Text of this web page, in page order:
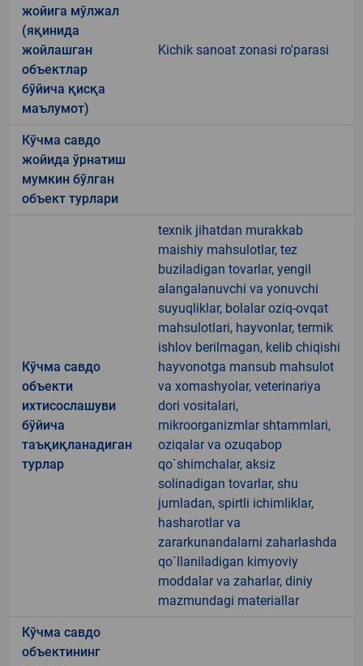
жойига мўлжал
(яқинида
жойлашган
объектлар
бўйича қисқа
маълумот)
Kichik sanoat zonasi ro'parasi
Кўчма савдо
жойида ўрнатиш
мумкин бўлган
объект турлари
Кўчма савдо
объекти
ихтисослашуви
бўйича
таъқиқланадиган
турлар
texnik jihatdan murakkab
maishiy mahsulotlar, tez
buziladigan tovarlar, yengil
alangalanuvchi va yonuvchi
suyuqliklar, bolalar oziq-ovqat
mahsulotlari, hayvonlar, termik
ishlov berilmagan, kelib chiqishi
hayvonotga mansub mahsulot
va xomashyolar, veterinariya
dori vositalari,
mikroorganizmlar shtammlari,
oziqalar va ozuqabop
qo`shimchalar, aksiz
solinadigan tovarlar, shu
jumladan, spirtli ichimliklar,
hasharotlar va
zararkunandalarni zaharlashda
qo`llaniladigan kimyoviy
moddalar va zaharlar, diniy
mazmundagi materiallar
Кўчма савдо
объектининг